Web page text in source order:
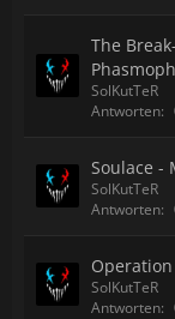
The
SolKutTeR
Antworten:
Soulace -
SolKutTeR
Antworten:
SolKutTeR
Antworten: